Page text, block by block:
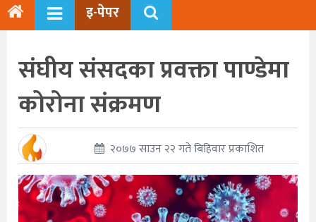
इ-पेपर
संघीय संसदका प्रवक्ता पाण्डेमा
कोरोना संक्रमण
२०७७ साउन २२ गते बिहिवार प्रकाशित